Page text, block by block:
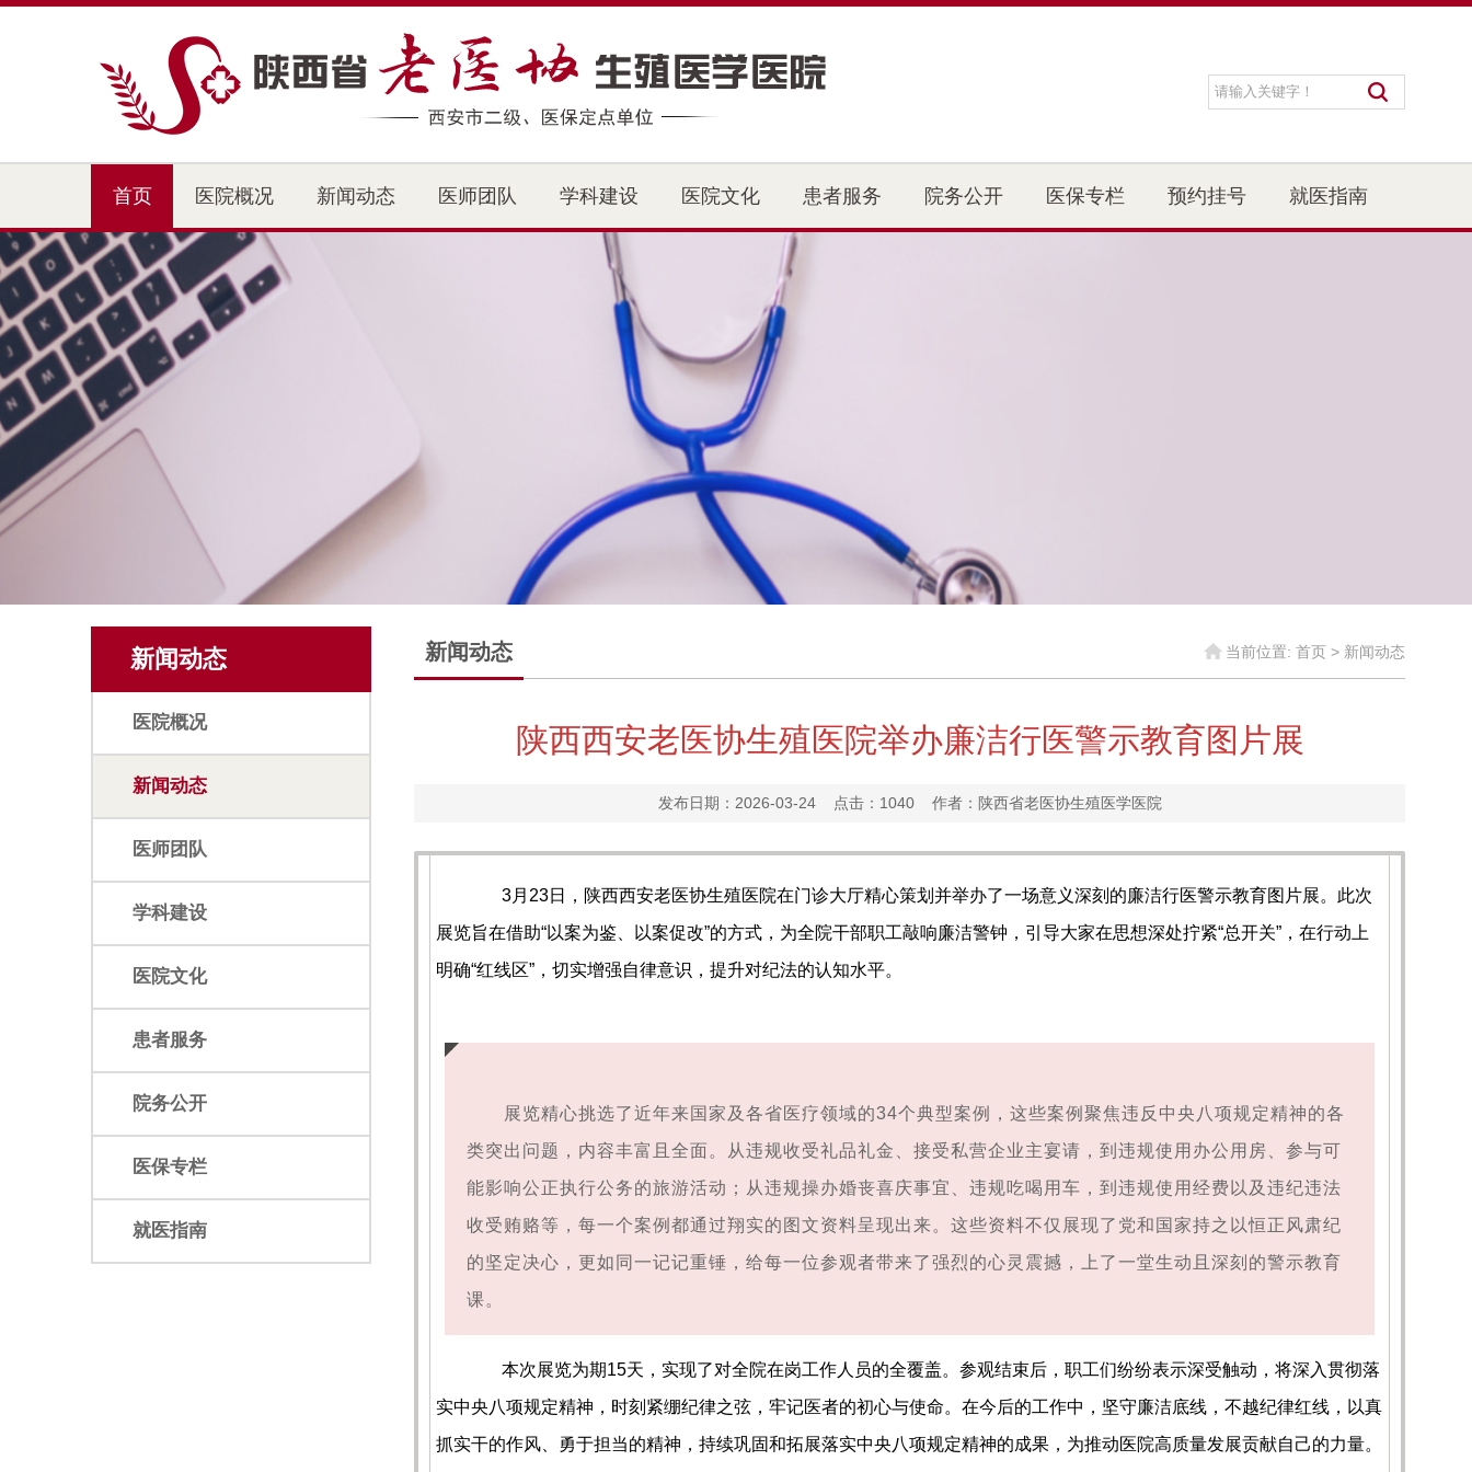
首页 医院概况 新闻动态 医师团队 学科建设 医院文化 患者服务 院务公开 医保专栏 预约挂号 就医指南
新闻动态
医院概况
新闻动态
医师团队
学科建设
医院文化
患者服务
院务公开
医保专栏
就医指南
新闻动态 当前位置: 首页 > 新闻动态
陕西西安老医协生殖医院举办廉洁行医警示教育图片展
发布日期：2026-03-24 点击： 1040 作者：陕西省老医协生殖医学医院
3月23日，陕西西安老医协生殖医院在门诊大厅精心策划并举办了一场意义深刻的廉洁行医警示教育图片展。此次
展览旨在借助“以案为鉴、以案促改”的方式，为全院干部职工敲响廉洁警钟，引导大家在思想深处拧紧“总开关”，在行动上
明确“红线区”，切实增强自律意识，提升对纪法的认知水平。
展览精心挑选了近年来国家及各省医疗领域的34个典型案例，这些案例聚焦违反中央八项规定精神的各
类突出问题，内容丰富且全面。从违规收受礼品礼金、接受私营企业主宴请，到违规使用办公用房、参与可
能影响公正执行公务的旅游活动；从违规操办婚丧喜庆事宜、违规吃喝用车，到违规使用经费以及违纪违法
收受贿赂等，每一个案例都通过翔实的图文资料呈现出来。这些资料不仅展现了党和国家持之以恒正风肃纪
的坚定决心，更如同一记记重锤，给每一位参观者带来了强烈的心灵震撼，上了一堂生动且深刻的警示教育
课。
本次展览为期15天，实现了对全院在岗工作人员的全覆盖。参观结束后，职工们纷纷表示深受触动，将深入贯彻落
实中央八项规定精神，时刻紧绷纪律之弦，牢记医者的初心与使命。在今后的工作中，坚守廉洁底线，不越纪律红线，以真
抓实干的作风、勇于担当的精神，持续巩固和拓展落实中央八项规定精神的成果，为推动医院高质量发展贡献自己的力量。